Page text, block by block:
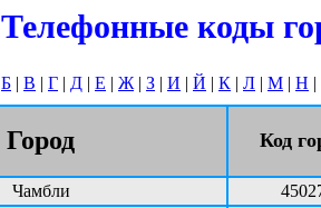
Телефонные коды
Б | В | Г | Д | Е | Ж | З | И | Й | К | Л | М | Н |
Город Код
Чамбли